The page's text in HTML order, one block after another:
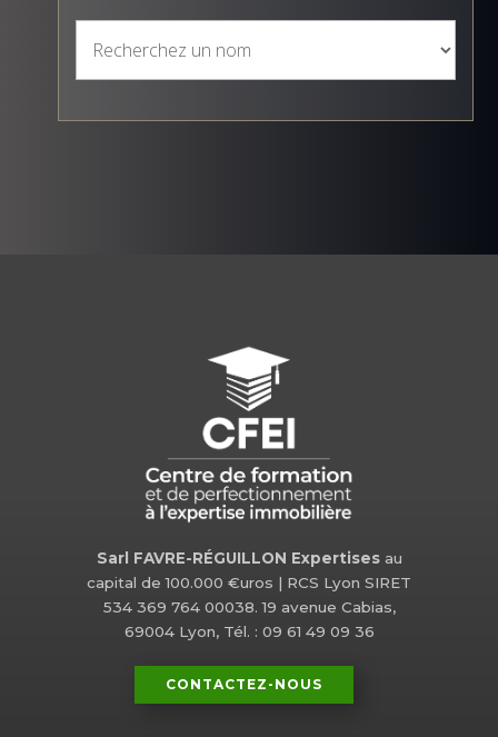
Sarl FAVRE-RÉGUILLON Expertisesau
capital de 100.000 €uros | RCS Lyon SIRET
534 369 764 00038. 19 avenue Cabias,
69004 Lyon, Tél. : 09 61 49 09 36
CONTACTEZ-NOUS